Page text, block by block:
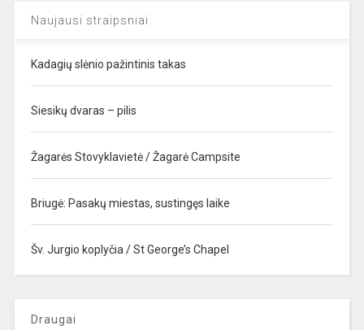
Naujausi straipsniai
Kadagių slėnio pažintinis takas
Siesikų dvaras – pilis
Žagarės Stovyklavietė / Žagarė Campsite
Briugė: Pasakų miestas, sustingęs laike
Šv. Jurgio koplyčia / St George’s Chapel
Draugai